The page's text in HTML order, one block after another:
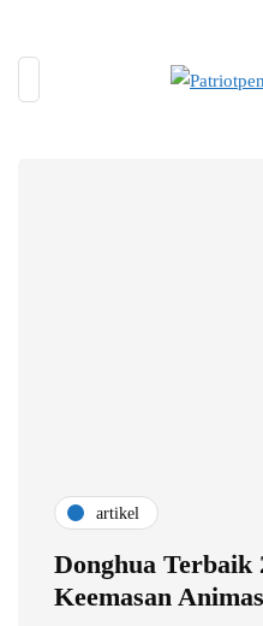
artikel
Donghua Terbaik
Keemasan